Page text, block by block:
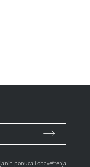
ponuda i obaveštenja